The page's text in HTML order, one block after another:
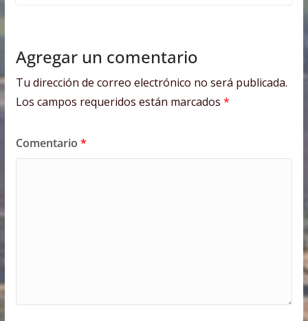
Agregar un comentario
Tu dirección de correo electrónico no será publicada.
Los campos requeridos están marcados *
Comentario *